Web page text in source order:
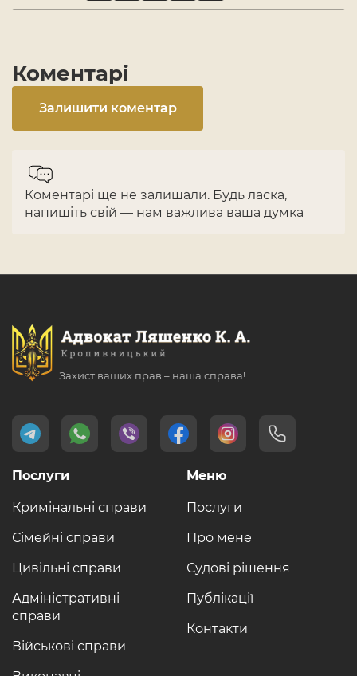
Коментарі
Залишити коментар
Коментарі ще не залишали. Будь ласка,
напишіть свій — нам важлива ваша думка
Захист ваших прав – наша справа!
Меню
Послуги
Про мене
Судові рішення
Публікації
Контакти
Послуги
Кримінальні справи
Сімейні справи
Цивільні справи
Адміністративні
справи
Військові справи